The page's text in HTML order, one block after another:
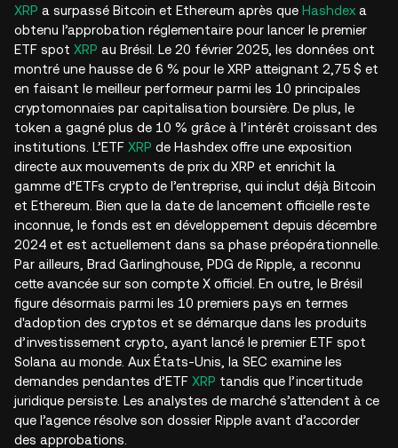
XRP a surpassé Bitcoin et Ethereum après que Hashdex a
obtenu l’approbation réglementaire pour lancer le premier
ETF spot XRP au Brésil. Le 20 février 2025, les données ont
montré une hausse de 6 % pour le XRP atteignant 2,75 $ et
en faisant le meilleur performeur parmi les 10 principales
cryptomonnaies par capitalisation boursière. De plus, le
token a gagné plus de 10 % grâce à l’intérêt croissant des
institutions. L’ETF XRP de Hashdex offre une exposition
directe aux mouvements de prix du XRP et enrichit la
gamme d’ETFs crypto de l’entreprise, qui inclut déjà Bitcoin
et Ethereum. Bien que la date de lancement officielle reste
inconnue, le fonds est en développement depuis décembre
2024 et est actuellement dans sa phase préopérationnelle.
Par ailleurs, Brad Garlinghouse, PDG de Ripple, a reconnu
cette avancée sur son compte X officiel. En outre, le Brésil
figure désormais parmi les 10 premiers pays en termes
d'adoption des cryptos et se démarque dans les produits
d’investissement crypto, ayant lancé le premier ETF spot
Solana au monde. Aux États-Unis, la SEC examine les
demandes pendantes d’ETF XRP tandis que l’incertitude
juridique persiste. Les analystes de marché s’attendent à ce
que l’agence résolve son dossier Ripple avant d’accorder
des approbations.